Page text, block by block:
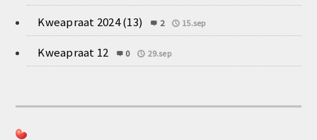
Kweapraat 2024 (13) 2 15.sep
Kweapraat 12 0 29.sep